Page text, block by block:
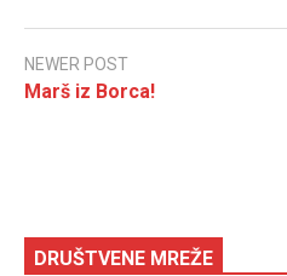
NEWER POST
Marš iz Borca!
DRUŠTVENE MREŽE